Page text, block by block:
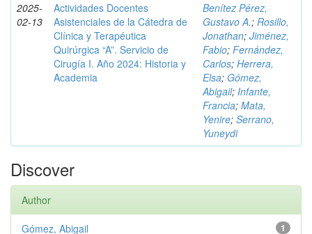
2025-
02-13
Actividades Docentes
Asistenciales de la Cátedra de
Clínica y Terapéutica
Quirúrgica “A”. Servicio de
Cirugía I. Año 2024: Historia y
Academia
Benítez Pérez,
Gustavo A.; Rosillo,
Jonathan; Jiménez,
Fabio; Fernández,
Carlos; Herrera,
Elsa; Gómez,
Abigail; Infante,
Francia; Mata,
Yenire; Serrano,
Yuneydi
Discover
Author
1
Gómez, Abigail